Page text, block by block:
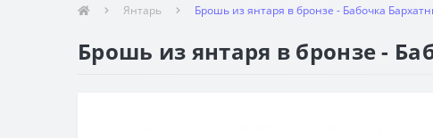
Янтарь Брошь из янтаря в бронзе - Бабочка
Брошь из янтаря в бронзе -